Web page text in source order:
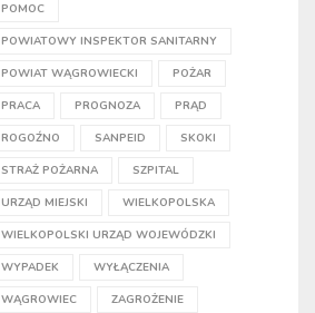
POMOC
POWIATOWY INSPEKTOR SANITARNY
POWIAT WĄGROWIECKI POŻAR
PRACA PROGNOZA PRĄD
ROGOŹNO SANPEID SKOKI
STRAŻ POŻARNA SZPITAL
URZĄD MIEJSKI WIELKOPOLSKA
WIELKOPOLSKI URZĄD WOJEWÓDZKI
WYPADEK WYŁĄCZENIA
WĄGROWIEC ZAGROŻENIE